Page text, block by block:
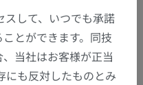
して、いつでも承諾
とができます。同技
当社はお客様が正当
にも反対したものとみ